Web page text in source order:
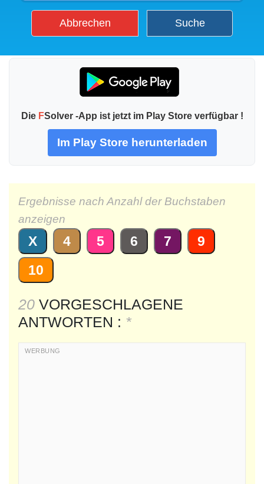
Abbrechen Suche
Die FSolver -App ist jetzt im Play Store verfügbar !
Im Play Store herunterladen
Ergebnisse nach Anzahl der Buchstaben
anzeigen
X 4 5 6 7
9
10
20 VORGESCHLAGENE
ANTWORTEN : *